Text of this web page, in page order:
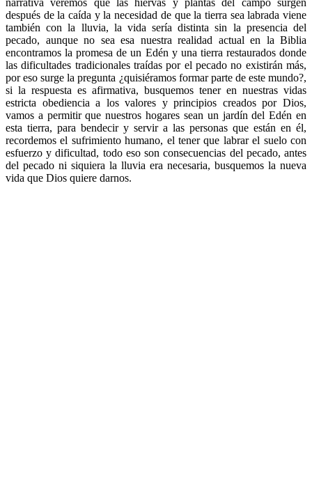
narrativa veremos que las hiervas y plantas del campo surgen
después de la caída y la necesidad de que la tierra sea labrada viene
también con la lluvia, la vida sería distinta sin la presencia del
pecado, aunque no sea esa nuestra realidad actual en la Biblia
encontramos la promesa de un Edén y una tierra restaurados donde
las dificultades tradicionales traídas por el pecado no existirán más,
por eso surge la pregunta ¿quisiéramos formar parte de este mundo?,
si la respuesta es afirmativa, busquemos tener en nuestras vidas
estricta obediencia a los valores y principios creados por Dios,
vamos a permitir que nuestros hogares sean un jardín del Edén en
esta tierra, para bendecir y servir a las personas que están en él,
recordemos el sufrimiento humano, el tener que labrar el suelo con
esfuerzo y dificultad, todo eso son consecuencias del pecado, antes
del pecado ni siquiera la lluvia era necesaria, busquemos la nueva
vida que Dios quiere darnos.